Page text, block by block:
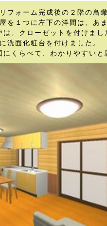
フォーム完成後の２階の鳥
を１つに左下の洋間は、あ
は、クローゼットを付けまし
洗面化粧台を付けました。
くらべて、わかりやすいと